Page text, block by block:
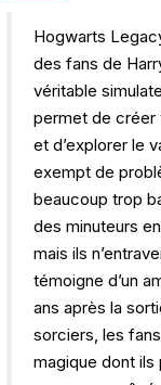
Hogwarts
des fans de
véritable
permet de créer
et d’explorer le
exempt de
beaucoup trop
des minuteurs
mais ils
témoigne d’un
ans après la
sorciers, les
magique dont